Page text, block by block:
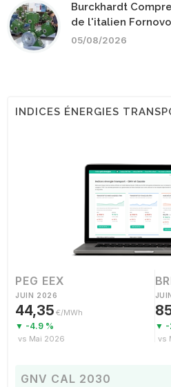
Burckhardt
de l'italien Fornovo
05/08/2026
INDICES ÉNERGIES
PEG EEX
JUIN 2026
44,35 €/MWh
▼ -4.9 %
vs Mai 2026
▼ -
vs
GNV CAL 2030